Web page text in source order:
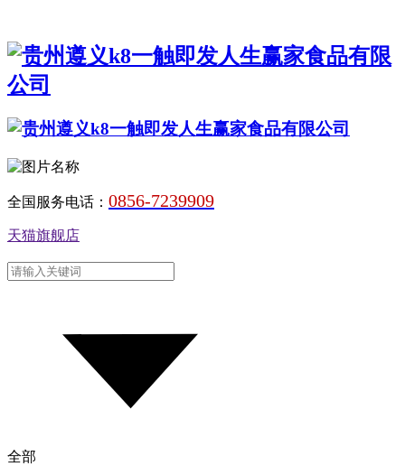
全国服务电话： 0856-7239909
天猫旗舰店
全部